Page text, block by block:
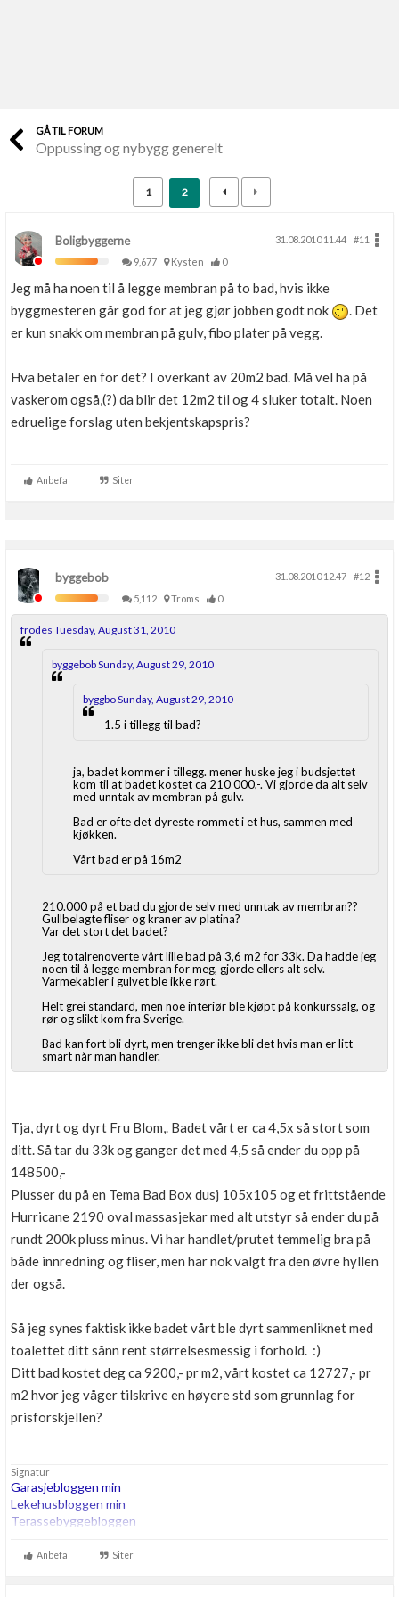
Finn håndverkere
Skaff dokumentasjon som mangler
Kundeservice
Få svar på det du lurer på
Se din bolig? Klikk her
Boligmappa+
GÅ TIL FORUM
Oppussing og nybygg generelt
1 2
Boligbyggerne 31.08.2010 11.44
#11
9,677
Kysten 0
Jeg må ha noen til å legge membran på to bad, hvis ikke
byggmesteren går god for at jeg gjør jobben godt nok
. Det
er kun snakk om membran på gulv, fibo plater på vegg.
Hva betaler en for det? I overkant av 20m2 bad. Må vel ha på
vaskerom også,(?) da blir det 12m2 til og 4 sluker totalt. Noen
edruelige forslag uten bekjentskapspris?
Anbefal Siter
byggebob 31.08.2010 12.47
#12
5,112
Troms 0
frodes Tuesday, August 31, 2010
byggebob Sunday, August 29, 2010
byggbo Sunday, August 29, 2010
1.5 i tillegg til bad?
ja, badet kommer i tillegg. mener huske jeg i budsjettet
kom til at badet kostet ca 210 000,-. Vi gjorde da alt selv
med unntak av membran på gulv.
Bad er ofte det dyreste rommet i et hus, sammen med
kjøkken.
Vårt bad er på 16m2
210.000 på et bad du gjorde selv med unntak av membran??
Gullbelagte fliser og kraner av platina?
Var det stort det badet?
Jeg totalrenoverte vårt lille bad på 3,6 m2 for 33k. Da hadde jeg
noen til å legge membran for meg, gjorde ellers alt selv.
Varmekabler i gulvet ble ikke rørt.
Helt grei standard, men noe interiør ble kjøpt på konkurssalg, og
rør og slikt kom fra Sverige.
Bad kan fort bli dyrt, men trenger ikke bli det hvis man er litt
smart når man handler.
Tja, dyrt og dyrt Fru Blom,. Badet vårt er ca 4,5x så stort som
ditt. Så tar du 33k og ganger det med 4,5 så ender du opp på
148500,-
Plusser du på en Tema Bad Box dusj 105x105 og et frittstående
Hurricane 2190 oval massasjekar med alt utstyr så ender du på
rundt 200k pluss minus. Vi har handlet/prutet temmelig bra på
både innredning og fliser, men har nok valgt fra den øvre hyllen
der også.
Så jeg synes faktisk ikke badet vårt ble dyrt sammenliknet med
toalettet ditt sånn rent størrelsesmessig i forhold. :)
Ditt bad kostet deg ca 9200,- pr m2, vårt kostet ca 12727,- pr
m2 hvor jeg våger tilskrive en høyere std som grunnlag for
prisforskjellen?
Signatur
Garasjebloggen min
Lekehusbloggen min
Terassebyggebloggen
260m2 bta trehus etter TEK07, Thermia Optimum G2 8kw i serie
Anbefal Siter